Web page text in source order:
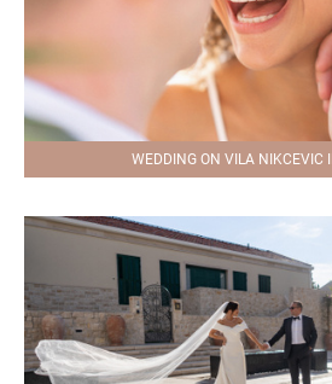
WEDDING ON VILA NIKCEVIC